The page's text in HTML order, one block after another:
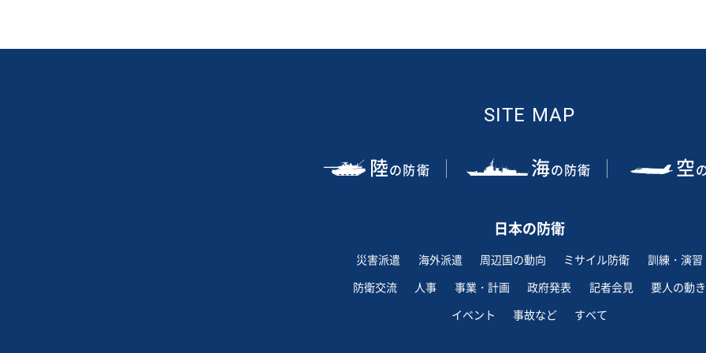
SITE MAP
陸の防衛 海の防衛 空
日本の防衛
災害派遣 海外派遣 周辺国の動向 ミサイル防衛
訓練・演習
防衛交流
人事 事業・計画 政府発表 記者会見
要人の動き
イベント
事故など すべて